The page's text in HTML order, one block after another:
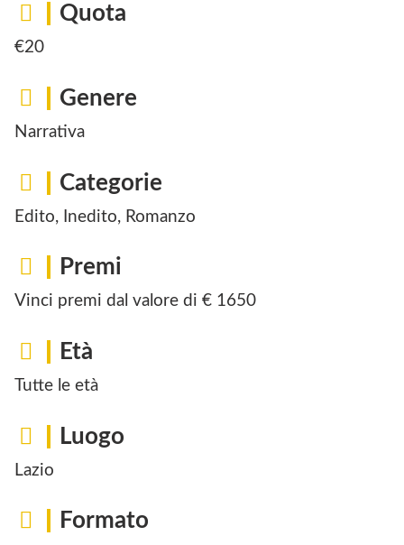
Quota
€20
Genere
Narrativa
Categorie
Edito, Inedito, Romanzo
Premi
Vinci premi dal valore di € 1650
Età
Tutte le età
Luogo
Lazio
Formato